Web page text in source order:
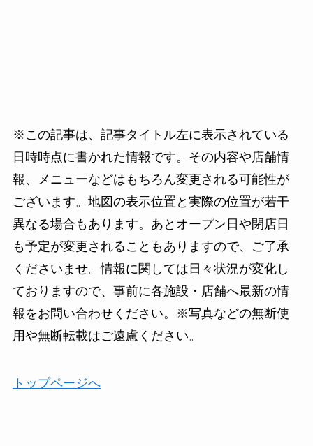
※この記事は、記事タイトル左に表示されている
日時時点に書かれた情報です。その内容や店舗情
報、メニューなどはもちろん変更される可能性が
ございます。地図の表示位置と実際の位置が若干
異なる場合もあります。あとオープン日や閉店日
も予定が変更されることもありますので、ご了承
くださいませ。情報に関しては日々状況が変化し
ておりますので、事前に各施設・店舗へ最新の情
報をお問い合わせください。※写真などの無断使
用や無断転載はご遠慮ください。
トップページへ